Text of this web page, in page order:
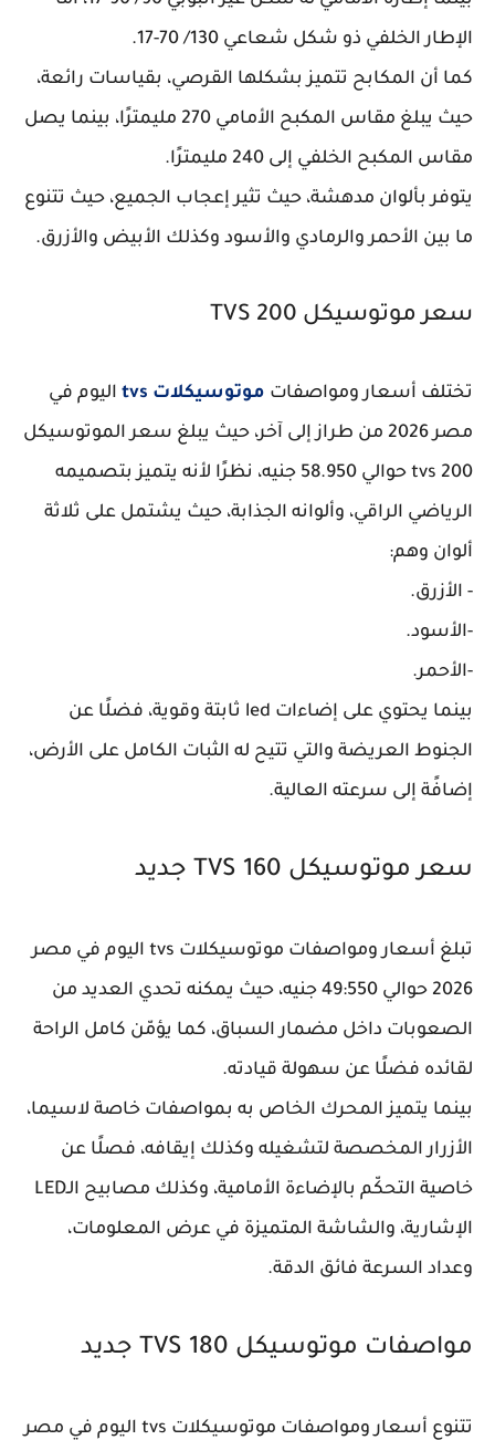
الإطار الخلفي ذو شكل شعاعي 130/ 70-17.
كما أن المكابح تتميز بشكلها القرصي، بقياسات رائعة،
حيث يبلغ مقاس المكبح الأمامي 270 مليمترًا، بينما يصل
مقاس المكبح الخلفي إلى 240 مليمترًا.
يتوفر بألوان مدهشة، حيث تثير إعجاب الجميع، حيث تتنوع
ما بين الأحمر والرمادي والأسود وكذلك الأبيض والأزرق.
سعر موتوسيكل TVS 200
تختلف أسعار ومواصفات موتوسيكلات tvs
اليوم في
مصر 2026 من طراز إلى آخر، حيث يبلغ سعر الموتوسيكل
tvs 200 حوالي 58.950 جنيه، نظرًا لأنه يتميز بتصميمه
الرياضي الراقي، وألوانه الجذابة، حيث يشتمل على ثلاثة
ألوان وهم:
- الأزرق.
-الأسود.
-الأحمر.
بينما يحتوي على إضاءات led ثابتة وقوية، فضلًا عن
الجنوط العريضة والتي تتيح له الثبات الكامل على الأرض،
إضافًة إلى سرعته العالية.
سعر موتوسيكل TVS 160 جديد
تبلغ أسعار ومواصفات موتوسيكلات tvs اليوم في مصر
2026 حوالي 49:550 جنيه، حيث يمكنه تحدي العديد من
الصعوبات داخل مضمار السباق، كما يؤمّن كامل الراحة
لقائده فضلًا عن سهولة قيادته.
بينما يتميز المحرك الخاص به بمواصفات خاصة لاسيما،
الأزرار المخصصة لتشغيله وكذلك إيقافه، فصلًا عن
خاصية التحكّم بالإضاءة الأمامية، وكذلك مصابيح الـLED
الإشارية، والشاشة المتميزة في عرض المعلومات،
وعداد السرعة فائق الدقة.
مواصفات موتوسيكل TVS 180 جديد
تتنوع أسعار ومواصفات موتوسيكلات tvs اليوم في مصر